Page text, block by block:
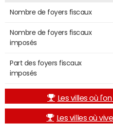
Nombre de foyers fiscaux
Nombre de foyers fiscaux
imposés
Part des foyers fiscaux
imposés
Les villes où
Les villes où